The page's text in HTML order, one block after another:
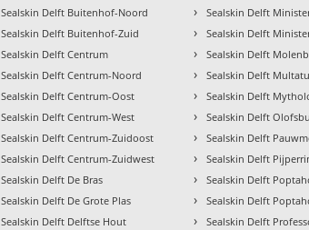
Sealskin Delft Buitenhof-Noord
Sealskin Delft Buitenhof-Zuid
Sealskin Delft Centrum
Sealskin Delft Centrum-Noord
Sealskin Delft Centrum-Oost
Sealskin Delft Centrum-West
Sealskin Delft Centrum-Zuidoost
Sealskin Delft Centrum-Zuidwest
Sealskin Delft De Bras
Sealskin Delft De Grote Plas
Sealskin Delft Delftse Hout
› Sealskin Delft
› Sealskin Delft
› Sealskin Delft
› Sealskin Delft
› Sealskin Delft
› Sealskin Delft
› Sealskin Delft
› Sealskin Delft
› Sealskin Delft
› Sealskin Delft
› Sealskin Delft